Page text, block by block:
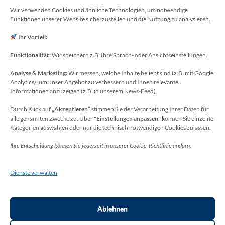
Wir verwenden Cookies und ähnliche Technologien, um notwendige
Funktionen unserer Website sicherzustellen und die Nutzung zu analysieren.
Ihr Vorteil:
Funktionalität:Wir speichern z.B. Ihre Sprach- oder Ansichtseinstellungen.
Analyse & Marketing:Wir messen, welche Inhalte beliebt sind (z.B. mit Google
Analytics), um unser Angebot zu verbessern und Ihnen relevante
Informationen anzuzeigen (z.B. in unserem News-Feed).
Durch Klick auf „Akzeptieren“ stimmen Sie der Verarbeitung Ihrer Daten für
alle genannten Zwecke zu. Über"Einstellungen anpassen" können Sie einzelne
Kategorien auswählen oder nur die technisch notwendigen Cookies zulassen.
Ihre Entscheidung können Sie jederzeit in unserer Cookie-Richtlinie ändern.
Dienste verwalten
Ablehnen
E-Mail: webmaster[at]meckenheim-thr.de
MINT-Blog: Herr Christoph Köchling
E-Mail: koechling[at]meckenheim-thr.de
Datenschutzbeauftragter
Sie erreichen unseren Datenschutzbeauftragten
unter:
Wolfgang Dax-Rommswinkel
Kaiser-Wilhelm-Platz 1
Deutschland
E-Mail: datenschutz-schulen[at]rhein-sieg-kreis.de